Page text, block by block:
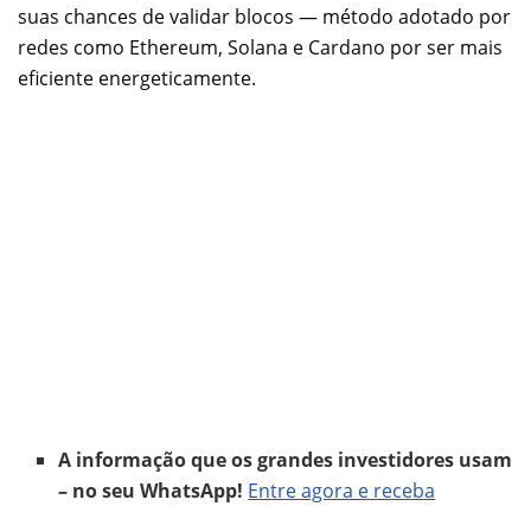
suas chances de validar blocos — método adotado por
redes como Ethereum, Solana e Cardano por ser mais
eficiente energeticamente.
A informação que os grandes investidores usam
– no seu WhatsApp! Entre agora e receba